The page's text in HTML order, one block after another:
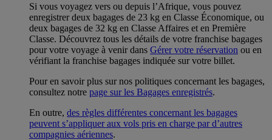
Si vous voyagez vers ou depuis l’Afrique, vous pouvez
enregistrer deux bagages de 23 kg en Classe Économique, ou
deux bagages de 32 kg en Classe Affaires et en Première
Classe. Découvrez tous les détails de votre franchise bagages
pour votre voyage à venir dans Gérer votre réservation ou en
vérifiant la franchise bagages indiquée sur votre billet.
Pour en savoir plus sur nos politiques concernant les bagages,
consultez notre page sur les Bagages enregistrés.
En outre, des règles différentes concernant les bagages
peuvent s’appliquer aux vols pris en charge par d’autres
compagnies aériennes.